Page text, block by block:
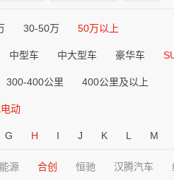
30-50万 50万以上
中型车 中大型车 豪华车
300-400公里 400公里及以上
动
G H I J K L M
源 合创 恒驰 汉腾汽车